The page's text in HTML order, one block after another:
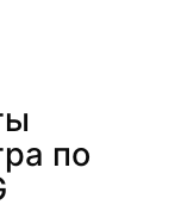
по